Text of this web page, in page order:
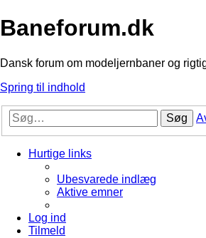
Baneforum.dk
Dansk forum om modeljernbaner og
Spring til indhold
Søg
Hurtige links
Ubesvarede indlæg
Aktive emner
Log ind
Tilmeld